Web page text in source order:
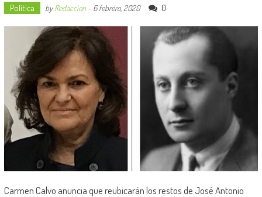
Política byRedaccion- 6 febrero, 2020 0
Carmen Calvo anuncia que reubicarán los restos de José Antonio